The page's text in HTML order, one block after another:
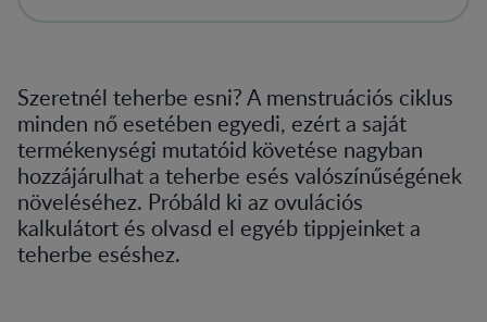
Szeretnél teherbe esni? A menstruációs ciklus
minden nő esetében egyedi, ezért a saját
termékenységi mutatóid követése nagyban
hozzájárulhat a teherbe esés valószínűségének
növeléséhez. Próbáld ki az ovulációs
kalkulátort és olvasd el egyéb tippjeinket a
teherbe eséshez.